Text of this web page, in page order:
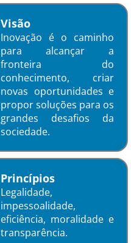
Visão
Inovação é o caminho
para alcançar a
fronteira do
conhecimento, criar
novas oportunidades e
propor soluções para os
grandes desafios da
sociedade.
Princípios
Legalidade,
impessoalidade,
eficiência, moralidade e
transparência.